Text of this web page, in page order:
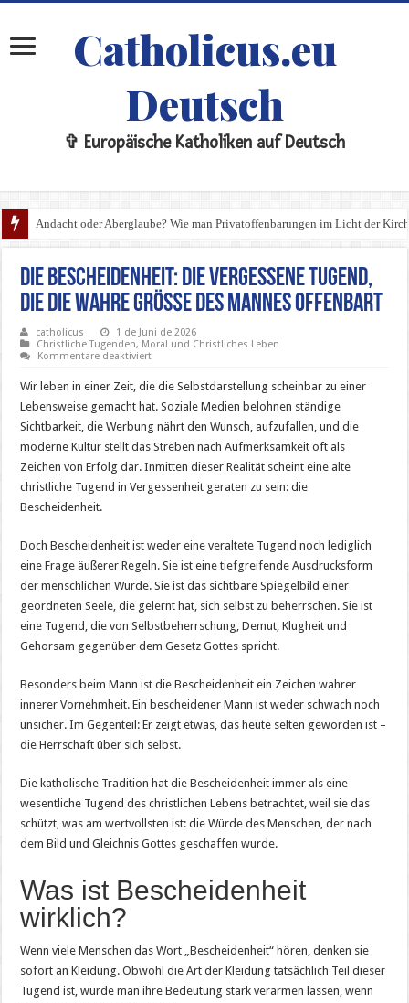
Catholicus.eu
Deutsch
✞ Europäische Katholiken auf Deutsch
Andacht oder Aberglaube? Wie man Privatoffenbarungen im Licht der
Die Steine sprechen: Die Gefahr der funktionalistischen Architektur in
Die Bescheidenheit: Die vergessene Tugend,
die die wahre Größe des Mannes offenbart
catholicus
1 de Juni de 2026
Christliche Tugenden, Moral und Christliches Leben
Kommentare deaktiviertfür
Bescheidenheit:
Die
vergessene
Tugend,
die
wahre
Größe
des
Mannes
offenbart
Wir leben in einer Zeit, die die Selbstdarstellung scheinbar zu einer
Lebensweise gemacht hat. Soziale Medien belohnen ständige
Sichtbarkeit, die Werbung nährt den Wunsch, aufzufallen, und die
moderne Kultur stellt das Streben nach Aufmerksamkeit oft als
Zeichen von Erfolg dar. Inmitten dieser Realität scheint eine alte
christliche Tugend in Vergessenheit geraten zu sein: die
Bescheidenheit.
Doch Bescheidenheit ist weder eine veraltete Tugend noch lediglich
eine Frage äußerer Regeln. Sie ist eine tiefgreifende Ausdrucksform
der menschlichen Würde. Sie ist das sichtbare Spiegelbild einer
geordneten Seele, die gelernt hat, sich selbst zu beherrschen. Sie ist
eine Tugend, die von Selbstbeherrschung, Demut, Klugheit und
Gehorsam gegenüber dem Gesetz Gottes spricht.
Besonders beim Mann ist die Bescheidenheit ein Zeichen wahrer
innerer Vornehmheit. Ein bescheidener Mann ist weder schwach noch
unsicher. Im Gegenteil: Er zeigt etwas, das heute selten geworden ist –
die Herrschaft über sich selbst.
Die katholische Tradition hat die Bescheidenheit immer als eine
wesentliche Tugend des christlichen Lebens betrachtet, weil sie das
schützt, was am wertvollsten ist: die Würde des Menschen, der nach
dem Bild und Gleichnis Gottes geschaffen wurde.
Was ist Bescheidenheit
wirklich?
Wenn viele Menschen das Wort „Bescheidenheit“ hören, denken sie
sofort an Kleidung. Obwohl die Art der Kleidung tatsächlich Teil dieser
Tugend ist, würde man ihre Bedeutung stark verarmen lassen, wenn